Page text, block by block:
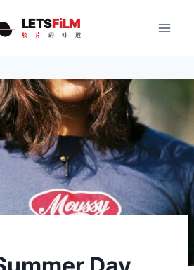
LETSFiLM
胶 片 的 味 道